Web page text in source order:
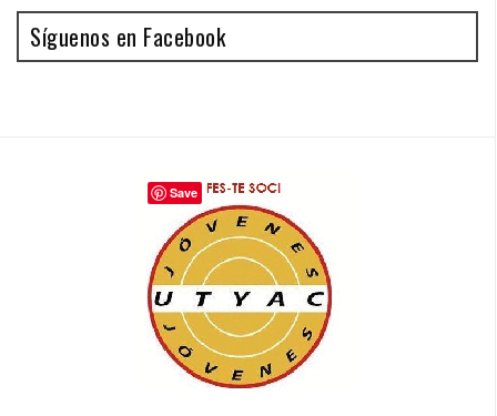
Síguenos en Facebook
Save